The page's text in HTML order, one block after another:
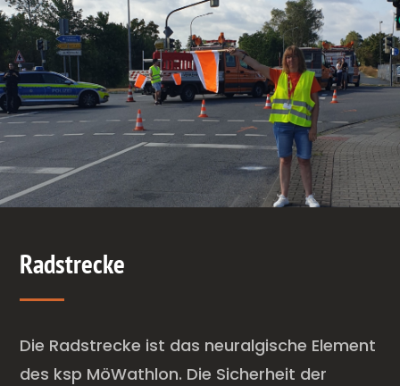
Radstrecke
Die Radstrecke ist das neuralgische Element
des ksp MöWathlon. Die Sicherheit der